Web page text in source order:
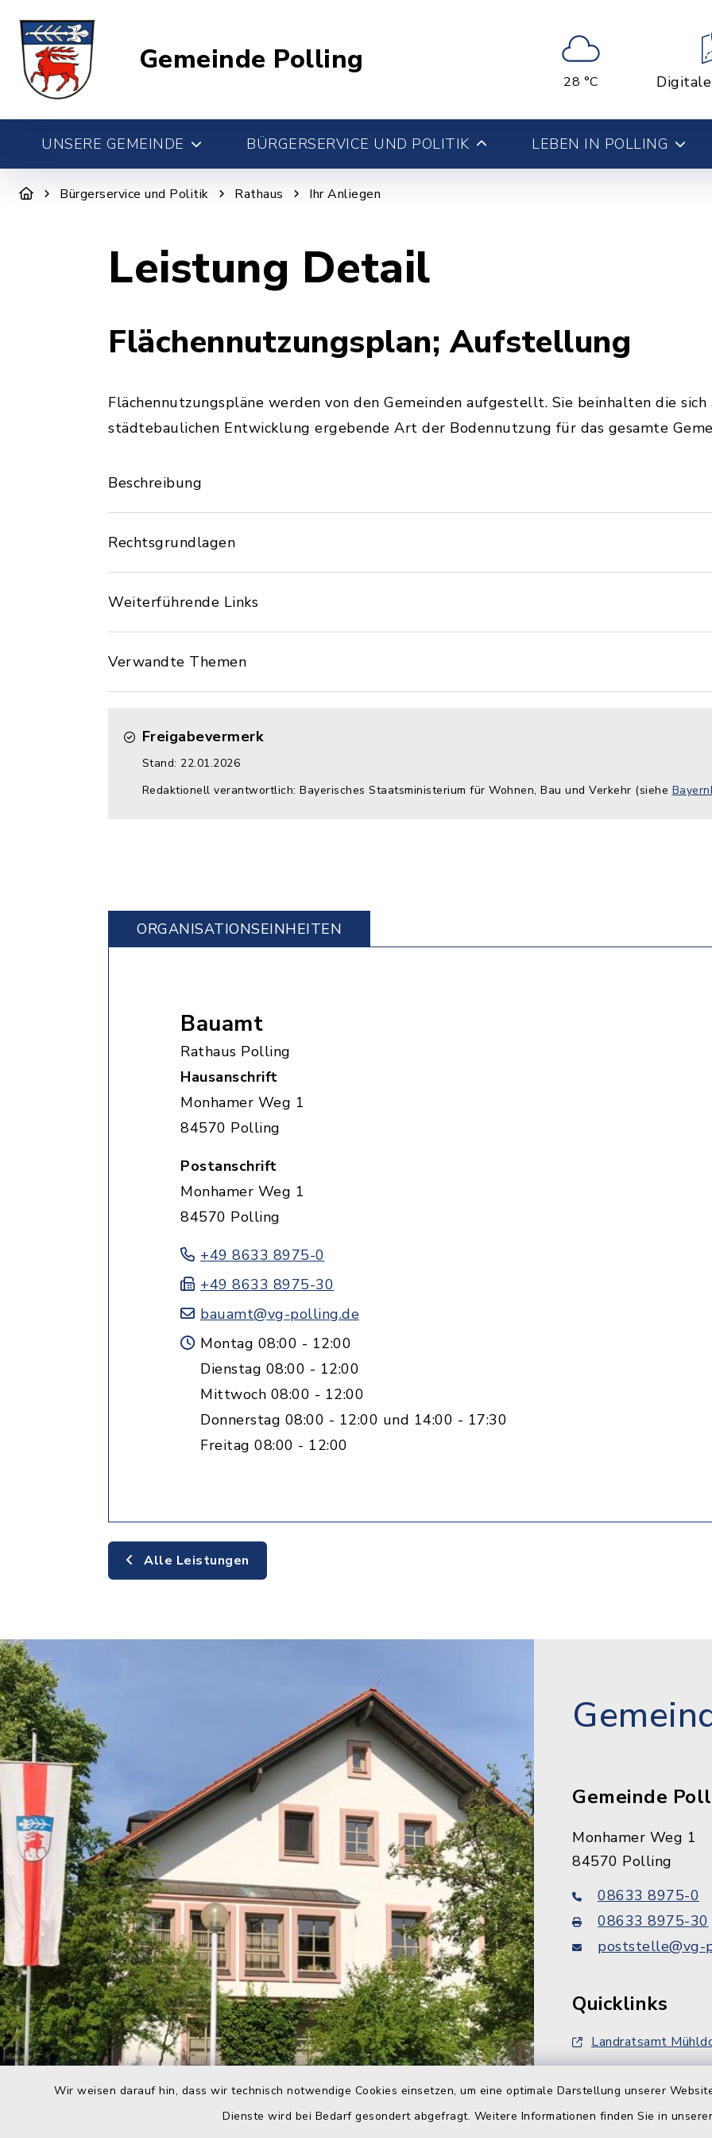
Wir weisen darauf hin, dass wir technisch notwendige Cookies einsetzen, um eine optimale Darstellung unserer
Dienste wird bei Bedarf gesondert abgefragt. Weitere Informationen finden Sie in
Gemeinde Polling
28 °C
UNSERE GEMEINDE BÜRGERSERVICE UND POLITIK LEBEN IN POLLING
Bürgerservice und Politik Rathaus Ihr Anliegen
Leistung Detail
Flächennutzungsplan; Aufstellung
Flächennutzungspläne werden von den Gemeinden aufgestellt. Sie beinhalten die
städtebaulichen Entwicklung ergebende Art der Bodennutzung für das gesamte
Beschreibung
Rechtsgrundlagen
Weiterführende Links
Verwandte Themen
Freigabevermerk
Stand: 22.01.2026
Redaktionell verantwortlich: Bayerisches Staatsministerium für Wohnen, Bau und Verkehr (siehe
ORGANISATIONS­EINHEITEN
Bauamt
Rathaus Polling
Hausanschrift
Monhamer Weg 1
84570 Polling
Postanschrift
Monhamer Weg 1
84570 Polling
+49 8633 8975-0
+49 8633 8975-30
bauamt@vg-polling.de
Montag 08:00 - 12:00
Dienstag 08:00 - 12:00
Mittwoch 08:00 - 12:00
Donnerstag 08:00 - 12:00 und 14:00 - 17:30
Freitag 08:00 - 12:00
Alle Leistungen
Gemeinde
Monhamer Weg 1
84570 Polling
08633 8975-0
08633 8975-30
poststelle@vg-
Quicklinks
Landratsamt
Bahnausbau ABS